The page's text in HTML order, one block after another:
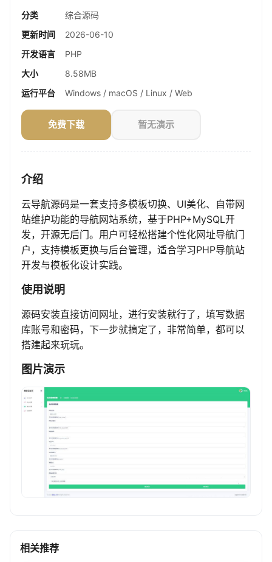
分类
综合源码
更新时间
2026-06-10
开发语言
PHP
大小
8.58MB
运行平台
Windows / macOS / Linux / Web
免费下载 暂无演示
介绍
云导航源码是一套支持多模板切换、UI美化、自带网
站维护功能的导航网站系统，基于PHP+MySQL开
发，开源无后门。用户可轻松搭建个性化网址导航门
户，支持模板更换与后台管理，适合学习PHP导航站
开发与模板化设计实践。
使用说明
源码安装直接访问网址，进行安装就行了，填写数据
库账号和密码，下一步就搞定了，非常简单，都可以
搭建起来玩玩。
图片演示
相关推荐